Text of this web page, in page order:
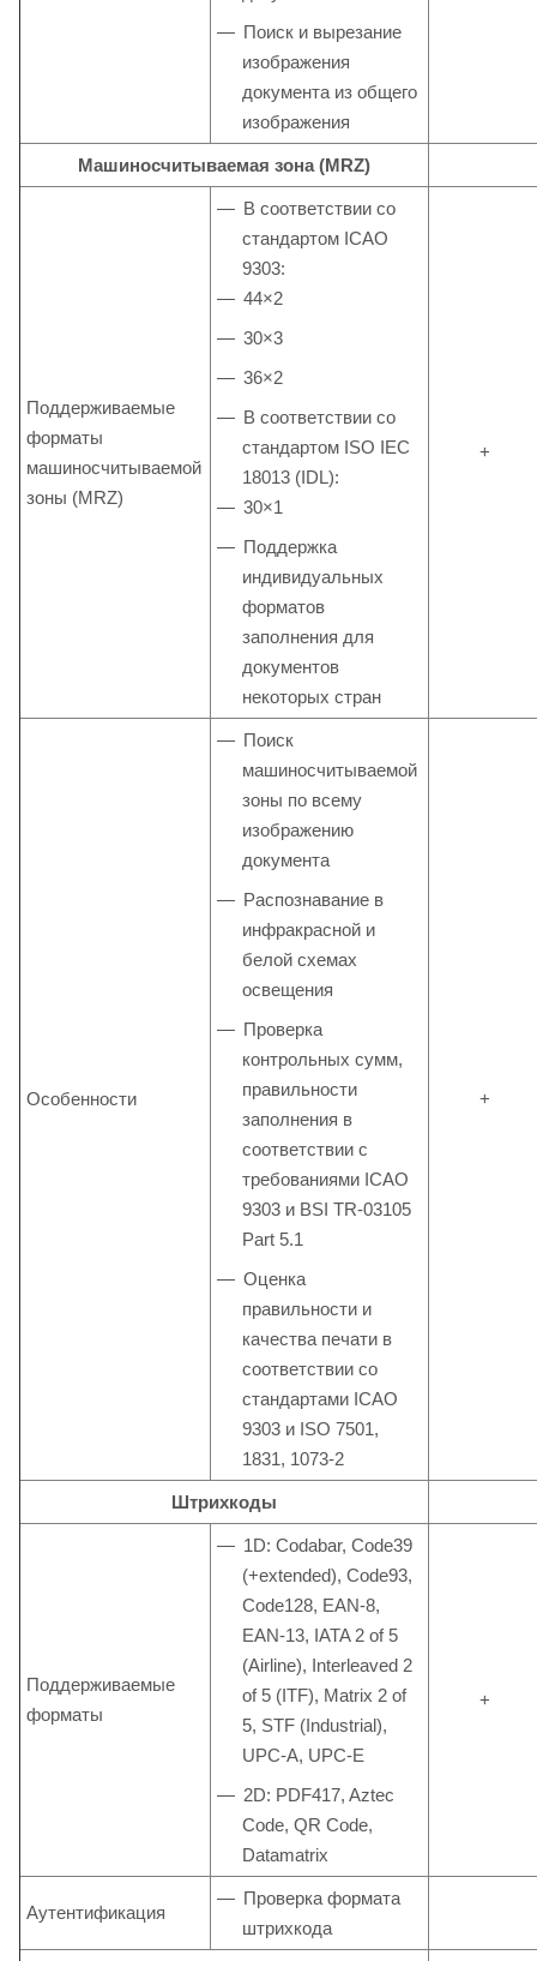
Поиск и вырезание
изображения
документа из общего
изображения
Машиносчитываемая зона (MRZ)
Поддерживаемые
форматы
машиносчитываемой
зоны (MRZ)
В соответствии со
стандартом ICAO
9303:
44×2
30×3
36×2
В соответствии со
стандартом ISO IEC
18013 (IDL):
30×1
Поддержка
индивидуальных
форматов
заполнения для
документов
некоторых стран
+
Особенности
Поиск
машиносчитываемой
зоны по всему
изображению
документа
Распознавание в
инфракрасной и
белой схемах
освещения
Проверка
контрольных сумм,
правильности
заполнения в
соответствии с
требованиями ICAO
9303 и BSI TR-03105
Part 5.1
Оценка
правильности и
качества печати в
соответствии со
стандартами ICAO
9303 и ISO 7501,
1831, 1073-2
+
Штрихкоды
Поддерживаемые
форматы
1D: Codabar, Code39
(+extended), Code93,
Code128, EAN-8,
EAN-13, IATA 2 of 5
(Airline), Interleaved 2
of 5 (ITF), Matrix 2 of
5, STF (Industrial),
UPC-A, UPC-E
2D: PDF417, Aztec
Code, QR Code,
Datamatrix
+
Аутентификация
Проверка формата
штрихкода